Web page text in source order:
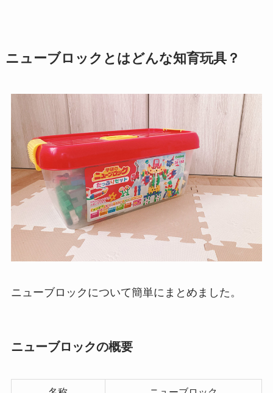
ニューブロックとはどんな知育玩具？
ニューブロックについて簡単にまとめました。
ニューブロックの概要